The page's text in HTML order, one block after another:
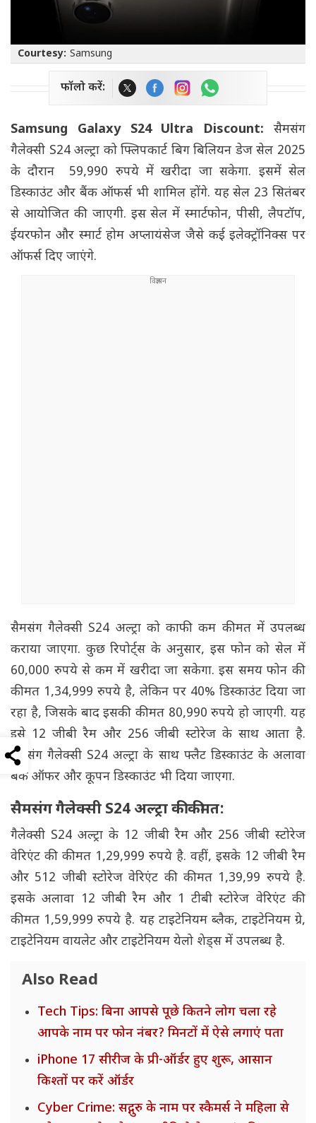
Courtesy: Samsung
फॉलो करें:
Samsung Galaxy S24 Ultra Discount: सैमसंग
गैलेक्सी S24 अल्ट्रा को फ्लिपकार्ट बिग बिलियन डेज सेल 2025
के दौरान 59,990 रुपये में खरीदा जा सकेगा. इसमें सेल
डिस्काउंट और बैंक ऑफर्स भी शामिल होंगे. यह सेल 23 सितंबर
से आयोजित की जाएगी. इस सेल में स्मार्टफोन, पीसी, लैपटॉप,
ईयरफोन और स्मार्ट होम अप्लायंसेज जैसे कई इलेक्ट्रॉनिक्स पर
ऑफर्स दिए जाएंगे.
सैमसंग गैलेक्सी S24 अल्ट्रा को काफी कम कीमत में उपलब्ध
कराया जाएगा. कुछ रिपोर्ट्स के अनुसार, इस फोन को सेल में
60,000 रुपये से कम में खरीदा जा सकेगा. इस समय फोन की
कीमत 1,34,999 रुपये है, लेकिन पर 40% डिस्काउंट दिया जा
रहा है, जिसके बाद इसकी कीमत 80,990 रुपये हो जाएगी. यह
इसे 12 जीबी रैम और 256 जीबी स्टोरेज के साथ आता है.
सैमसंग गैलेक्सी S24 अल्ट्रा के साथ फ्लैट डिस्काउंट के अलावा
बैंक ऑफर और कूपन डिस्काउंट भी दिया जाएगा.
सैमसंग गैलेक्सी S24 अल्ट्रा की कीमत:
गैलेक्सी S24 अल्ट्रा के 12 जीबी रैम और 256 जीबी स्टोरेज
वेरिएंट की कीमत 1,29,999 रुपये है. वहीं, इसके 12 जीबी रैम
और 512 जीबी स्टोरेज वेरिएंट की कीमत 1,39,99 रुपये है.
इसके अलावा 12 जीबी रैम और 1 टीबी स्टोरेज वेरिएंट की
कीमत 1,59,999 रुपये है. यह टाइटेनियम ब्लैक, टाइटेनियम ग्रे,
टाइटेनियम वायलेट और टाइटेनियम येलो शेड्स में उपलब्ध है.
Also Read
Tech Tips: बिना आपसे पूछे कितने लोग चला रहे
आपके नाम पर फोन नंबर? मिनटों में ऐसे लगाएं पता
iPhone 17 सीरीज के प्री-ऑर्डर हुए शुरू, आसान
किश्तों पर करें ऑर्डर
Cyber Crime: सद्गुरु के नाम पर स्कैमर्स ने महिला से